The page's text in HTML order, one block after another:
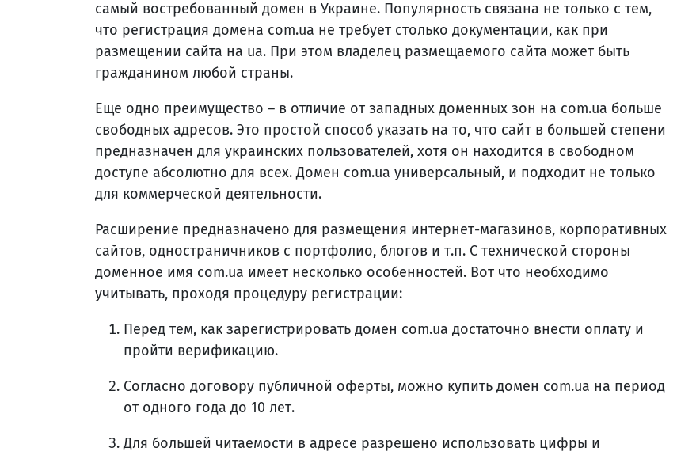
самый востребованный домен в Украине. Популярность связана не только с тем,
что регистрация домена com.ua не требует столько документации, как при
размещении сайта на ua. При этом владелец размещаемого сайта может быть
гражданином любой страны.
Еще одно преимущество – в отличие от западных доменных зон на com.ua больше
свободных адресов. Это простой способ указать на то, что сайт в большей степени
предназначен для украинских пользователей, хотя он находится в свободном
доступе абсолютно для всех. Домен com.ua универсальный, и подходит не только
для коммерческой деятельности.
Расширение предназначено для размещения интернет-магазинов, корпоративных
сайтов, одностраничников с портфолио, блогов и т.п. С технической стороны
доменное имя com.ua имеет несколько особенностей. Вот что необходимо
учитывать, проходя процедуру регистрации:
Перед тем, как зарегистрировать домен com.ua достаточно внести оплату и
пройти верификацию.
Согласно договору публичной оферты, можно купить домен com.ua на период
от одного года до 10 лет.
Для большей читаемости в адресе разрешено использовать цифры и